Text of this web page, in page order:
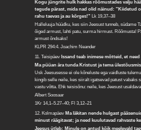
Kogu jüngrite hulk hakkas rõõmustades valju
tegude pärast, mida nad olid näinud: "Kiidetud
rahu taevas ja au kõrges!" Lk 19,37–38
Halleluuja hüüdku, kes siin Jeesust tunneb, südame
õiged armust, lahti patu, surma hirmust. Rõõmusta!
armust õndsaks!
KLPR 294:4. Joachim Neander
11. Teisipäev Issand teab inimese mõtteid, et
Ma püüan ära tunda Kristust ja tema
Usk Jeesusesse ei ole kõneluste ega vaidluste
kingib selle neile, kes siiralt igatsevad patust vabaks
vastu võtta. Ehk teisisõnu: neile, kes Jeesust
Albert Soosaar
1Kr 14,1–5.27–40; Fl 3,12–21
12. Kolmapäev Ma läkitan nende hulgast
minust räägitavat; ja need kuulutavad rahvaste
Jeesus ütleb: Minule on antud kõik meelevald